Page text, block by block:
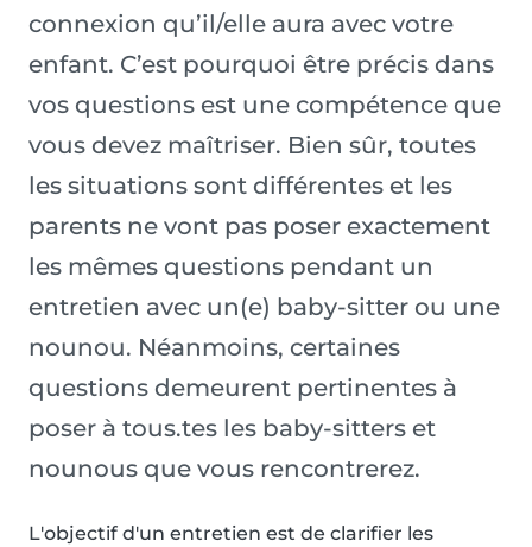
connexion qu’il/elle aura avec votre
enfant. C’est pourquoi être précis dans
vos questions est une compétence que
vous devez maîtriser. Bien sûr, toutes
les situations sont différentes et les
parents ne vont pas poser exactement
les mêmes questions pendant un
entretien avec un(e) baby-sitter ou une
nounou. Néanmoins, certaines
questions demeurent pertinentes à
poser à tous.tes les baby-sitters et
nounous que vous rencontrerez.
L'objectif d'un entretien est de clarifier les